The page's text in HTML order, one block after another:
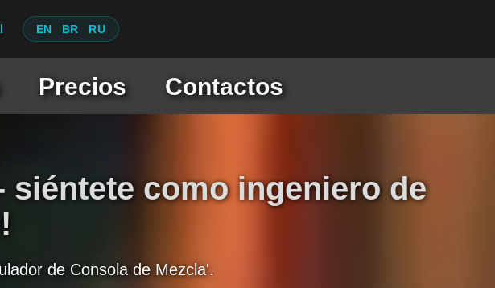
EN BR RU
Precios Contactos
siéntete como ingeniero de
de Consola de Mezcla'.